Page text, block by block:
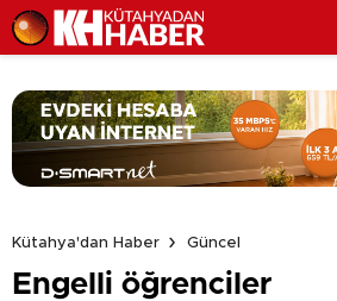
Kütahya'dan Haber
Güncel
Engelli öğrenciler